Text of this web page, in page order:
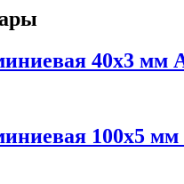
40х3 мм
100х5 мм